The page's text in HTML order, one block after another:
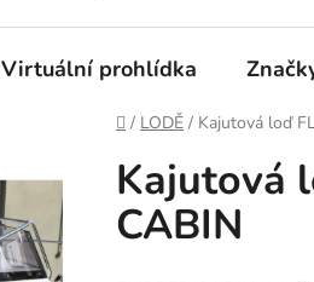
Virtuální prohlídka
Domů
/ LODĚ / Kajutová loď
Kajutová
CABIN